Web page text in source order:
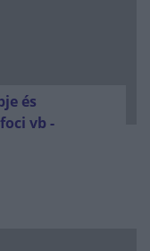
és
vb -